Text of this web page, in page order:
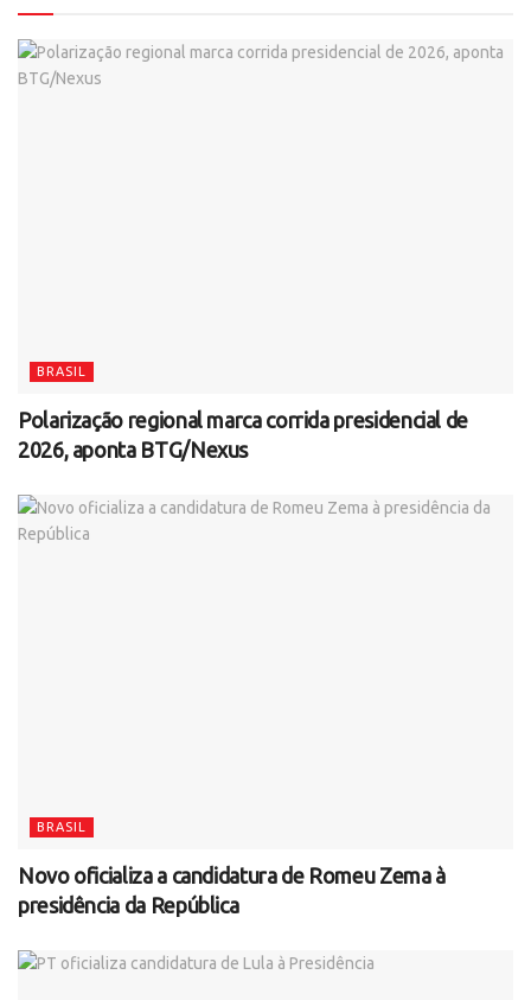
BRASIL
Polarização regional marca corrida presidencial de
2026, aponta BTG/Nexus
BRASIL
Novo oficializa a candidatura de Romeu Zema à
presidência da República